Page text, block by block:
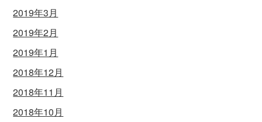
2019年3月
2019年2月
2019年1月
2018年12月
2018年11月
2018年10月